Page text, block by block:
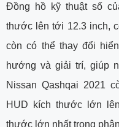
Đồng hồ kỹ thuật số
thước lên tới 12.3 inch,
còn có thể thay đổi
hướng và giải trí, giúp
Nissan Qashqai 2021
HUD kích thước lớn
thước lớn nhất trong